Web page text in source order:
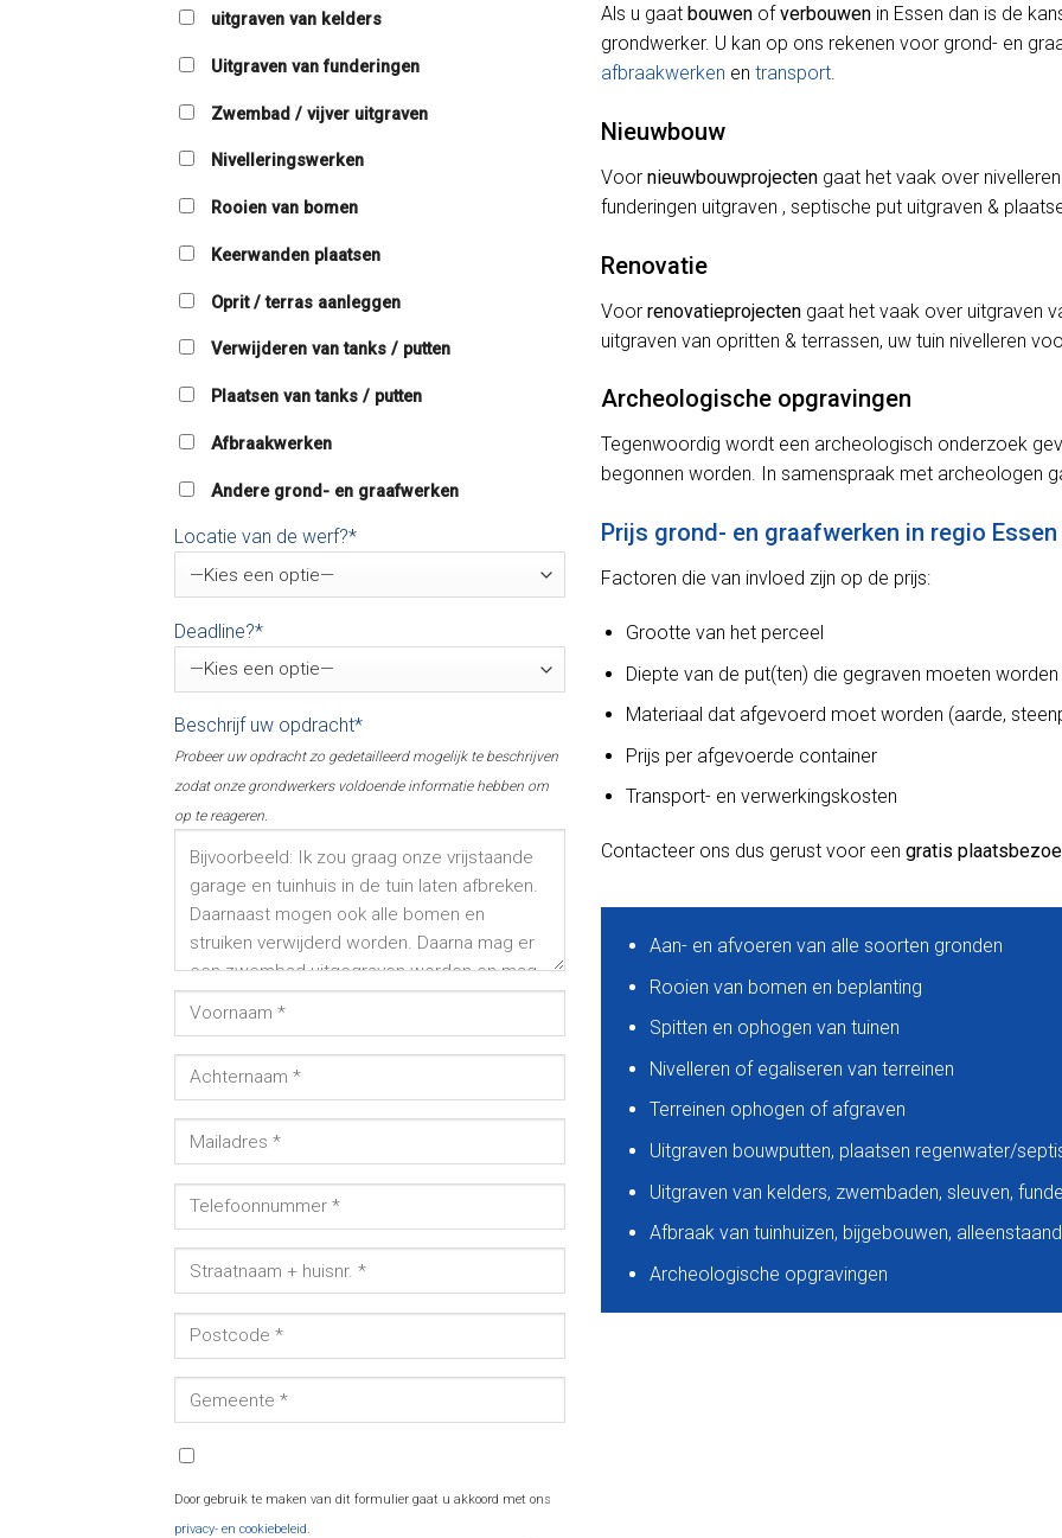
uitgraven van kelders
Uitgraven van funderingen
Zwembad / vijver uitgraven
Nivelleringswerken
Rooien van bomen
Keerwanden plaatsen
Oprit / terras aanleggen
Verwijderen van tanks / putten
Plaatsen van tanks / putten
Afbraakwerken
Andere grond- en graafwerken
Locatie van de werf?*
Deadline?*
Beschrijf uw opdracht*
Probeer uw opdracht zo gedetailleerd mogelijk te beschrijven
zodat onze grondwerkers voldoende informatie hebben om
op te reageren.
Door gebruik te maken van dit formulier gaat u akkoord met ons
privacy- en cookiebeleid
Als u gaat bouwen ofverbouwen in Essen dan is de
grondwerker. U kan op ons rekenen voor grond- en
afbraakwerken en transport.
Nieuwbouw
Voor nieuwbouwprojecten gaat het vaak over
funderingen uitgraven , septische put uitgraven &
Renovatie
Voor renovatieprojecten gaat het vaak over uitgraven
uitgraven van opritten & terrassen, uw tuin nivelleren
Archeologische opgravingen
Tegenwoordig wordt een archeologisch onderzoek
begonnen worden. In samenspraak met archeologen
Prijs grond- en graafwerken in regio Essen
Factoren die van invloed zijn op de prijs:
Grootte van het perceel
Diepte van de put(ten) die gegraven moeten worden
Materiaal dat afgevoerd moet worden (aarde,
Prijs per afgevoerde container
Transport- en verwerkingskosten
Contacteer ons dus gerust voor een gratis
Aan- en afvoeren van alle soorten gronden
Rooien van bomen en beplanting
Spitten en ophogen van tuinen
Nivelleren of egaliseren van terreinen
Terreinen ophogen of afgraven
Uitgraven bouwputten, plaatsen regenwater/
Uitgraven van kelders, zwembaden, sleuven,
Afbraak van tuinhuizen, bijgebouwen,
Archeologische opgravingen